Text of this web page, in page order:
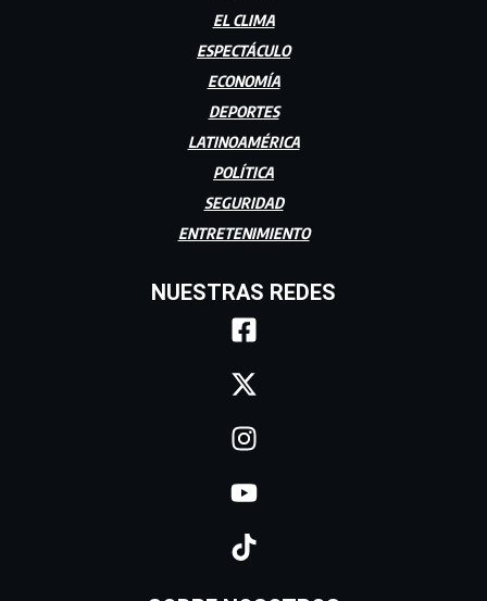
EL CLIMA
ESPECTÁCULO
ECONOMÍA
DEPORTES
LATINOAMÉRICA
POLÍTICA
SEGURIDAD
ENTRETENIMIENTO
NUESTRAS REDES